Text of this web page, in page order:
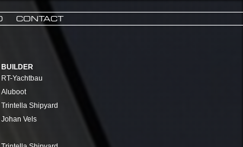
CONTACT
BUILDER
RT-Yachtbau
Aluboot
Trintella Shipyard
Johan Vels